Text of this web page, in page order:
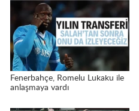
Fenerbahçe, Romelu Lukaku ile
anlaşmaya vardı